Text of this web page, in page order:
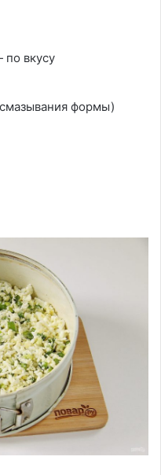
вкусу
формы)